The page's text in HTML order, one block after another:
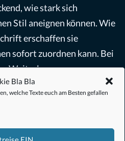
Bla Bla
welche Texte euch am Besten gefallen
wie stark sich
Stil aneignen können. Wie
erschaffen sie
sofort zuordnen kann. Bei
Weiterlesen »